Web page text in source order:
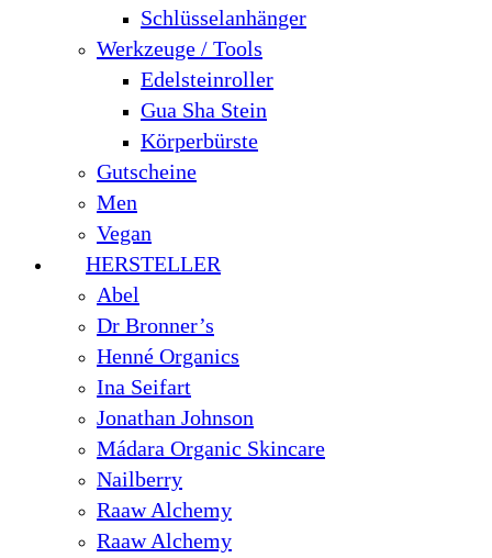
Schlüsselanhänger
Werkzeuge / Tools
Edelsteinroller
Gua Sha Stein
Körperbürste
Gutscheine
Men
Vegan
HERSTELLER
Abel
Dr Bronner’s
Henné Organics
Ina Seifart
Jonathan Johnson
Mádara Organic Skincare
Nailberry
Raaw Alchemy
Raaw Alchemy